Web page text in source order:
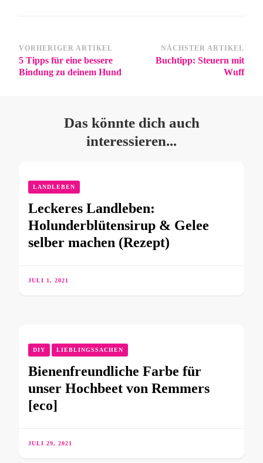
VORHERIGER ARTIKEL
5 Tipps für eine bessere
Bindung zu deinem Hund
NÄCHSTER ARTIKEL
Buchtipp: Steuern mit
Wuff
Das könnte dich auch
interessieren...
LANDLEBEN
Leckeres Landleben:
Holunderblütensirup & Gelee
selber machen (Rezept)
JULI 1, 2021
DIY LIEBLINGSSACHEN
Bienenfreundliche Farbe für
unser Hochbeet von Remmers
[eco]
JULI 29, 2021